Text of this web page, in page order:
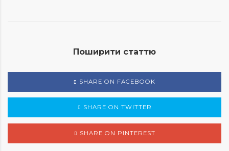
Поширити статтю
SHARE ON FACEBOOK
SHARE ON TWITTER
SHARE ON PINTEREST